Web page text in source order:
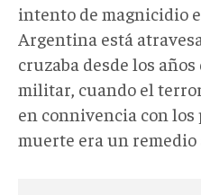
intento de magnicidio
Argentina está
cruzaba desde los
militar, cuando el
en connivencia con
muerte era un